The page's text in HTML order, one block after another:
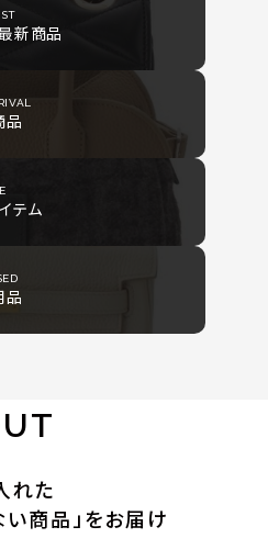
新商品
品
テム
品
れた
商品」をお届け